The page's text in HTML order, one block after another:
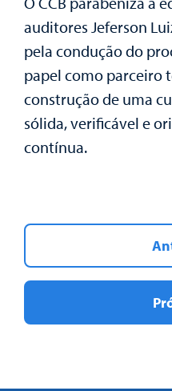
auditores Jeferson
pela condução do
papel como parceiro
construção de uma
sólida, verificável e
contínua.